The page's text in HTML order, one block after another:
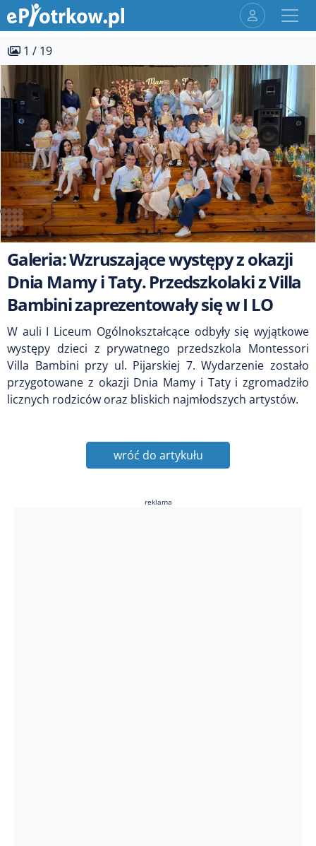
1 / 19
Galeria: Wzruszające występy z okazji
Dnia Mamy i Taty. Przedszkolaki z Villa
Bambini zaprezentowały się w I LO
W auli I Liceum Ogólnokształcące odbyły się wyjątkowe
występy dzieci z prywatnego przedszkola Montessori
Villa Bambini przy ul. Pijarskiej 7. Wydarzenie zostało
przygotowane z okazji Dnia Mamy i Taty i zgromadziło
licznych rodziców oraz bliskich najmłodszych artystów.
wróć do artykułu
reklama